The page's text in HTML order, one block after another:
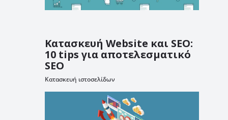
Κατασκευή Website και SEO:
10 tips για αποτελεσματικό
SEO
Κατασκευή ιστοσελίδων